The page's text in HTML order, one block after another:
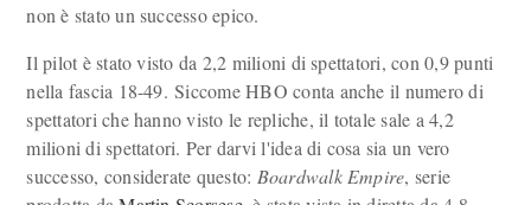
non è stato un successo epico.
Il pilot è stato visto da 2,2 milioni di spettatori, con 0,9 punti
nella fascia 18-49. Siccome HBO conta anche il numero di
spettatori che hanno visto le repliche, il totale sale a 4,2
milioni di spettatori. Per darvi l'idea di cosa sia un vero
successo, considerate questo: Boardwalk Empire, serie